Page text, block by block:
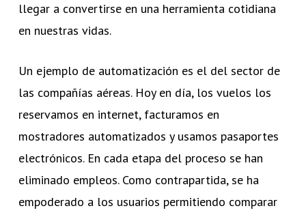
llegar a convertirse en una herramienta cotidiana
en nuestras vidas.
Un ejemplo de automatización es el del sector de
las compañías aéreas. Hoy en día, los vuelos los
reservamos en internet, facturamos en
mostradores automatizados y usamos pasaportes
electrónicos. En cada etapa del proceso se han
eliminado empleos. Como contrapartida, se ha
empoderado a los usuarios permitiendo comparar